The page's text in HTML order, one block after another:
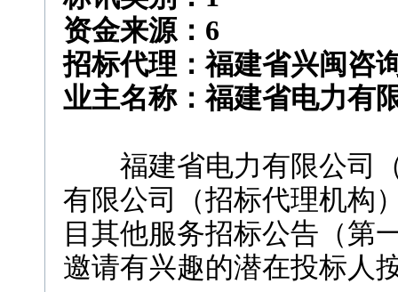
资金来源：6
招标代理：福建省兴闽咨
业主名称：福建省电力有
福建省电力有限公司（
有限公司（招标代理机构
目其他服务招标公告（第
邀请有兴趣的潜在投标人